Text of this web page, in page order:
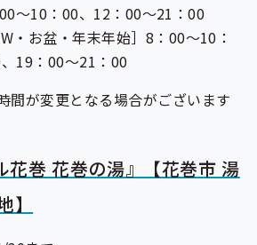
～10：00、12：00～21：00
・お盆・年末年始］8：00～10：
19：00～21：00
間が変更となる場合がございます
花巻 花巻の湯』【花巻市 湯